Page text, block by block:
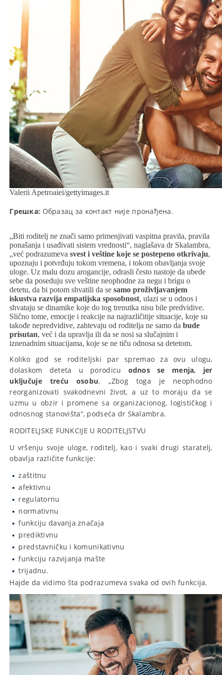
Valerii Apetroaiei/gettyimages.it
Грешка: Образац за контакт није пронађена.
„Biti roditelj ne znači samo primenjivati vaspitna pravila, pravila
ponašanja i usađivati sistem vrednosti“, naglašava dr Skalambra,
„već podrazumevasvest i veštine koje se postepeno otkrivaju,
upoznaju i potvrđuju tokom vremena, i tokom obavljanja svoje
uloge. Uz malu dozu arogancije, odrasli često nastoje da ubede
sebe da poseduju sve veštine neophodne za negu i brigu o
detetu, da bi potom shvatili da sesamo proživljavanjem
iskustva razvija empatijska sposobnost, ulazi se u odnos i
shvataju se dinamike koje do tog trenutka nisu bile predvidive.
Slično tome, emocije i reakcije na najrazličitije situacije, koje su
takođe nepredvidive, zahtevaju od roditelja ne samo dabude
prisutan, već i da upravlja ili da se nosi sa slučajnim i
iznenadnim situacijama, koje se ne tiču odnosa sa detetom.
Koliko god se roditeljski par spremao za ovu ulogu,
dolaskom deteta u porodicu odnos se menja, jer
uključuje treću osobu. „Zbog toga je neophodno
reorganizovati svakodnevni život, a uz to moraju da se
uzmu u obzir i promene sa organizacionog, logističkog i
odnosnog stanovišta“, podseća dr Skalambra.
RODITELJSKE FUNKCIJE U RODITELJSTVU
U vršenju svoje uloge, roditelj, kao i svaki drugi staratelj,
obavlja različite funkcije:
zaštitnu
afektivnu
regulatornu
normativnu
funkciju davanja značaja
prediktivnu
predstavničku i komunikativnu
funkciju razvijanja mašte
trijadnu.
Hajde da vidimo šta podrazumeva svaka od ovih funkcija.